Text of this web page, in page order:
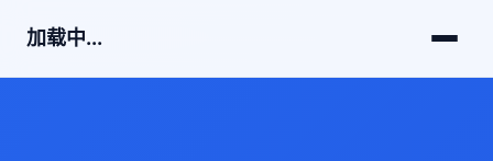
加载中...